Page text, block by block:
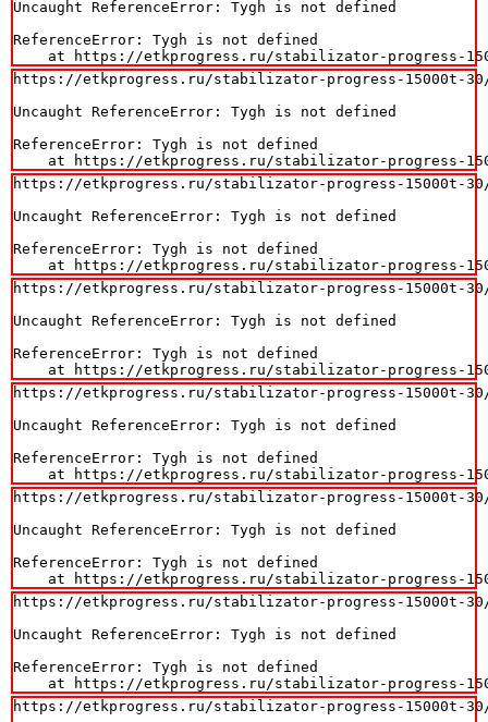
Uncaught ReferenceError: Tygh is not defined
ReferenceError: Tygh is not defined
at https://etkprogress.ru/stabilizator-progress-
https://etkprogress.ru/stabilizator-progress-15000t-30/
Uncaught ReferenceError: Tygh is not defined
ReferenceError: Tygh is not defined
at https://etkprogress.ru/stabilizator-progress-
https://etkprogress.ru/stabilizator-progress-15000t-30/
Uncaught ReferenceError: Tygh is not defined
ReferenceError: Tygh is not defined
at https://etkprogress.ru/stabilizator-progress-
https://etkprogress.ru/stabilizator-progress-15000t-30/
Uncaught ReferenceError: Tygh is not defined
ReferenceError: Tygh is not defined
at https://etkprogress.ru/stabilizator-progress-
https://etkprogress.ru/stabilizator-progress-15000t-30/
Uncaught ReferenceError: Tygh is not defined
ReferenceError: Tygh is not defined
at https://etkprogress.ru/stabilizator-progress-
https://etkprogress.ru/stabilizator-progress-15000t-30/
Uncaught ReferenceError: Tygh is not defined
ReferenceError: Tygh is not defined
at https://etkprogress.ru/stabilizator-progress-
https://etkprogress.ru/stabilizator-progress-15000t-30/
Uncaught ReferenceError: Tygh is not defined
ReferenceError: Tygh is not defined
at https://etkprogress.ru/stabilizator-progress-
https://etkprogress.ru/stabilizator-progress-15000t-30/